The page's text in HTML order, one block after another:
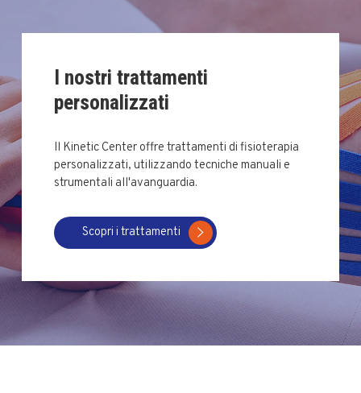
I nostri trattamenti
personalizzati
Il Kinetic Center offre trattamenti di fisioterapia
personalizzati, utilizzando tecniche manuali e
strumentali all'avanguardia.
Scopri i trattamenti